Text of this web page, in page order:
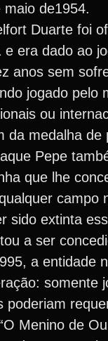
maio de1954.
Duarte foi
e era dado ao
anos sem
jogado pelo
ou
da medalha de
Pepe
que lhe
campo
sido extinta
a ser
a entidade
somente
poderiam
Menino de